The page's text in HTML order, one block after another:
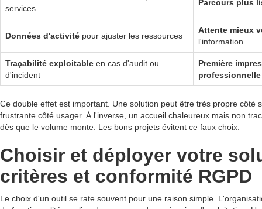
services
Parcours plus
Données d'activité pour ajuster les ressources
Attente mieux
l'information
Traçabilité exploitable en cas d'audit ou
d'incident
Première
professionnelle
Ce double effet est important. Une solution peut être très propre côté
frustrante côté usager. À l'inverse, un accueil chaleureux mais non
dès que le volume monte. Les bons projets évitent ce faux choix.
Choisir et déployer votre
critères et conformité RGPD
Le choix d'un outil se rate souvent pour une raison simple.